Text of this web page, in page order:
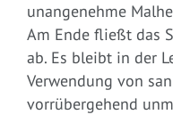
unangenehme
Am Ende fließt das
ab. Es bleibt in der
Verwendung von
vorrübergehend